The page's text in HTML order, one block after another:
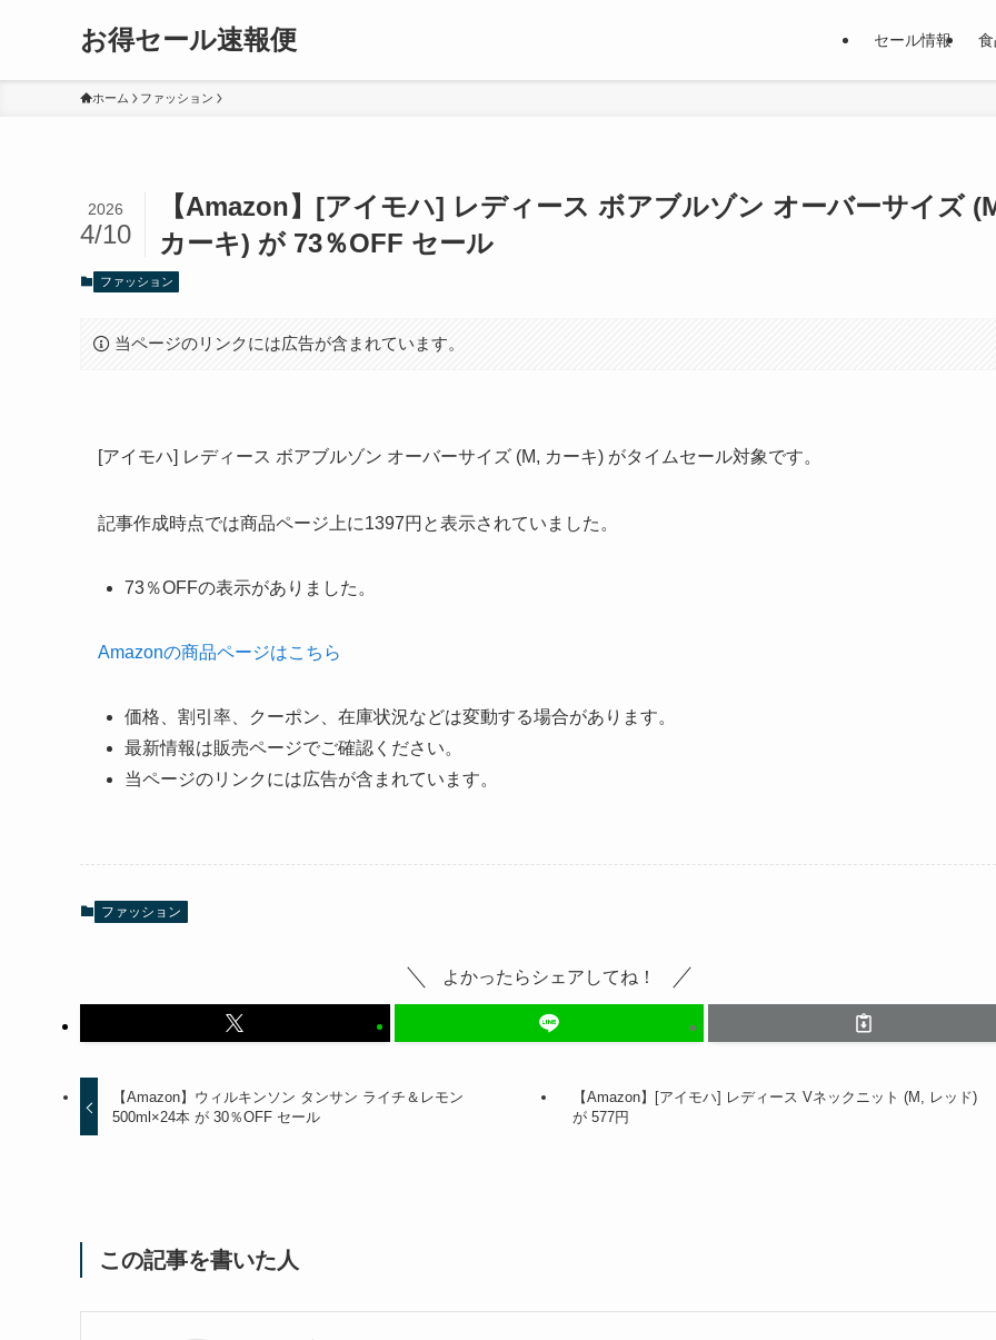
お得セール速報便 セール情報
ホーム ファッション
【Amazon】[アイモハ] レディース ボアブルゾン オーバーサイズ
カーキ) が 73％OFF セール
2026
4/10
ファッション
当ページのリンクには広告が含まれています。
[アイモハ] レディース ボアブルゾン オーバーサイズ (M, カーキ) がタイムセール対象です。
記事作成時点では商品ページ上に1397円と表示されていました。
73％OFFの表示がありました。
Amazonの商品ページはこちら
価格、割引率、クーポン、在庫状況などは変動する場合があります。
最新情報は販売ページでご確認ください。
当ページのリンクには広告が含まれています。
ファッション
よかったらシェアしてね！
【Amazon】ウィルキンソン タンサン ライチ＆レモン
500ml×24本 が 30％OFF セール
【Amazon】[アイモハ] レディース Vネックニット (M, レッド)
が 577円
この記事を書いた人